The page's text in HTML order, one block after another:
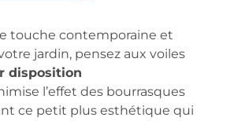
touche contemporaine et
jardin, pensez aux voiles
disposition
l’effet des bourrasques
ce petit plus esthétique qui